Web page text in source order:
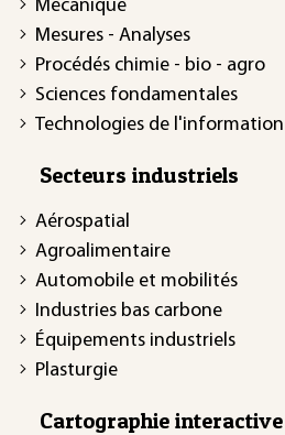
Mécanique
Mesures - Analyses
Procédés chimie - bio - agro
Sciences fondamentales
Technologies de l'information
Secteurs industriels
Aérospatial
Agroalimentaire
Automobile et mobilités
Industries bas carbone
Équipements industriels
Plasturgie
Cartographie interactive